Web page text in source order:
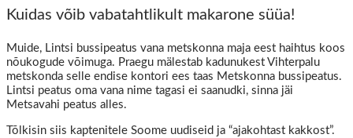
Kuidas võib vabatahtlikult makarone süüa!
Muide, Lintsi bussipeatus vana metskonna maja eest haihtus koos
nõukogude võimuga. Praegu mälestab kadunukest Vihterpalu
metskonda selle endise kontori ees taas Metskonna bussipeatus.
Lintsi peatus oma vana nime tagasi ei saanudki, sinna jäi
Metsavahi peatus alles.
Tõlkisin siis kaptenitele Soome uudiseid ja “ajakohtast kakkost”.